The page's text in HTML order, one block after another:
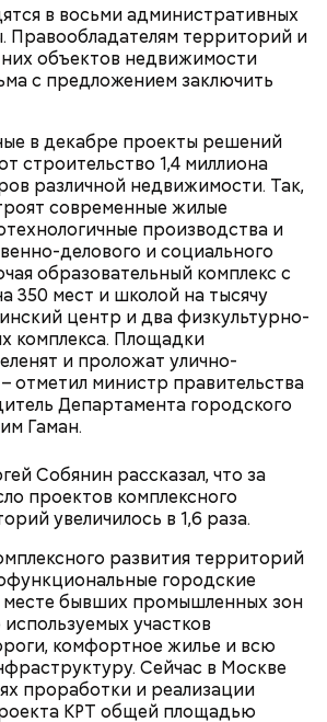
в восьми административных
Правообладателям территорий и
объектов недвижимости
с предложением заключить
в декабре проекты решений
строительство 1,4 миллиона
различной недвижимости. Так,
современные жилые
производства и
делового и социального
образовательный комплекс с
350 мест и школой на тысячу
центр и два физкультурно-
комплекса. Площадки
и проложат улично-
отметил министр правительства
Департамента городского
Гаман.
Собянин рассказал, что за
проектов комплексного
увеличилось в 1,6 раза.
развития территорий
городские
месте бывших промышленных зон
участков
комфортное жилье и всю
Сейчас в Москве
проработки и реализации
КРТ общей площадью
велоинфраструктура «Зеленого
в пяти округах города,
востребованные улицы
жители разных районов
так и ездить по делам по
и велодорожкам.
версий, какой именно дом
жилища Мастера. Но согласно
— это подвал дома № 9, что в
Здесь жили друзья
Топлениновы. Писатель часто
гости и работал над «Мастером и
дом построили в начале
в 1830 годах. В здании
этаж, который обустроен